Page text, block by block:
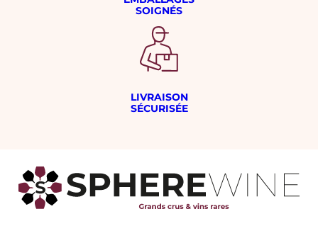
SOIGNÉS
LIVRAISON
SÉCURISÉE